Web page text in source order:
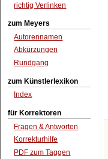
richtig Verlinken
zum Meyers
Autorennamen
Abkürzungen
Rundgang
zum Künstlerlexikon
Index
für Korrektoren
Fragen & Antworten
Korrekturhilfe
PDF zum Taggen